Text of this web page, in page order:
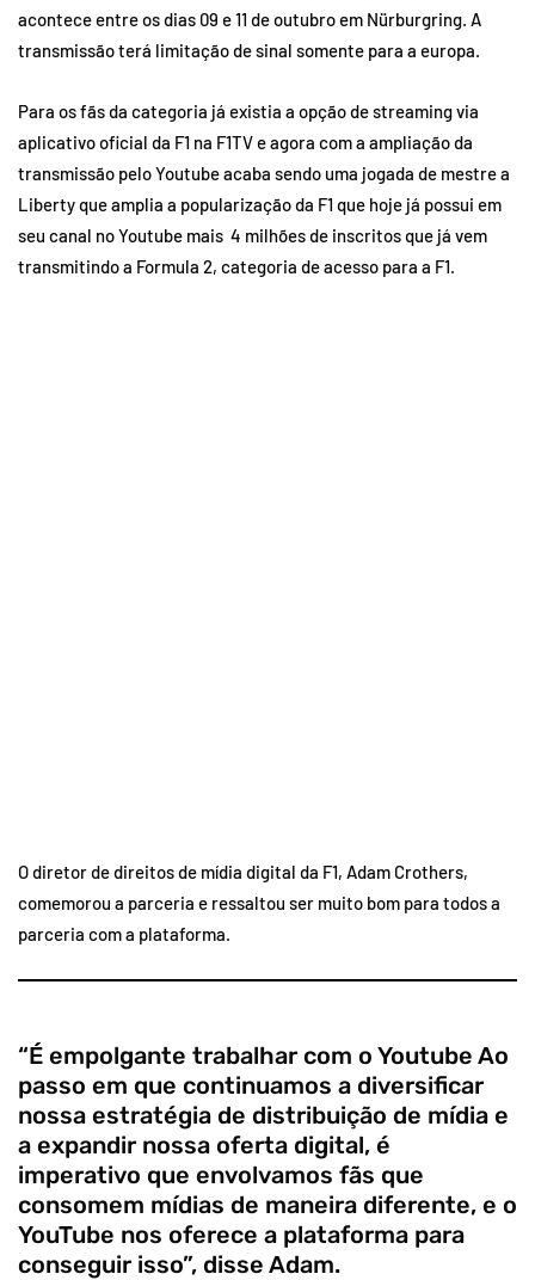
acontece entre os dias 09 e 11 de outubro em Nürburgring. A
transmissão terá limitação de sinal somente para a europa.
Para os fãs da categoria já existia a opção de streaming via
aplicativo oficial da F1 na F1TV e agora com a ampliação da
transmissão pelo Youtube acaba sendo uma jogada de mestre a
Liberty que amplia a popularização da F1 que hoje já possui em
seu canal no Youtube mais 4 milhões de inscritos que já vem
transmitindo a Formula 2, categoria de acesso para a F1.
O diretor de direitos de mídia digital da F1, Adam Crothers,
comemorou a parceria e ressaltou ser muito bom para todos a
parceria com a plataforma.
“É empolgante trabalhar com o Youtube Ao
passo em que continuamos a diversificar
nossa estratégia de distribuição de mídia e
a expandir nossa oferta digital, é
imperativo que envolvamos fãs que
consomem mídias de maneira diferente, e o
YouTube nos oferece a plataforma para
conseguir isso”, disse Adam.